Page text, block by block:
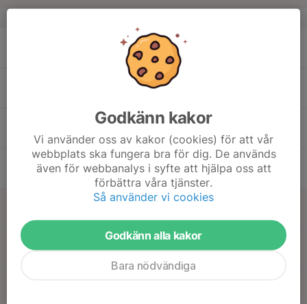
KM 300 m ligg
20
Godkänn kakor
Vi använder oss av kakor (cookies) för att vår
webbplats ska fungera bra för dig. De används
även för webbanalys i syfte att hjälpa oss att
förbättra våra tjänster.
Så använder vi cookies
Godkänn alla kakor
Bara nödvändiga